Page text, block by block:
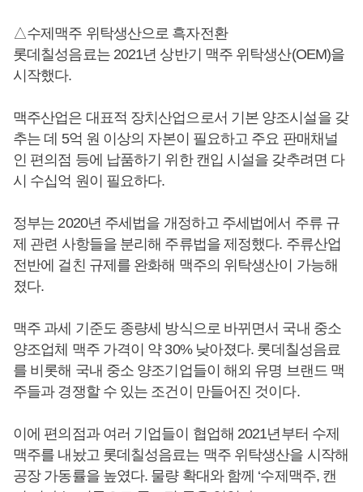
△수제맥주 위탁생산으로 흑자전환
롯데칠성음료는 2021년 상반기 맥주 위탁생산(OEM)을
시작했다.
맥주산업은 대표적 장치산업으로서 기본 양조시설을 갖
추는 데 5억 원 이상의 자본이 필요하고 주요 판매채널
인 편의점 등에 납품하기 위한 캔입 시설을 갖추려면 다
시 수십억 원이 필요하다.
정부는 2020년 주세법을 개정하고 주세법에서 주류 규
제 관련 사항들을 분리해 주류법을 제정했다. 주류산업
전반에 걸친 규제를 완화해 맥주의 위탁생산이 가능해
졌다.
맥주 과세 기준도 종량세 방식으로 바뀌면서 국내 중소
양조업체 맥주 가격이 약 30% 낮아졌다. 롯데칠성음료
를 비롯해 국내 중소 양조기업들이 해외 유명 브랜드 맥
주들과 경쟁할 수 있는 조건이 만들어진 것이다.
이에 편의점과 여러 기업들이 협업해 2021년부터 수제
맥주를 내놨고 롯데칠성음료는 맥주 위탁생산을 시작해
공장 가동률을 높였다. 물량 확대와 함께 ‘수제맥주, 캔